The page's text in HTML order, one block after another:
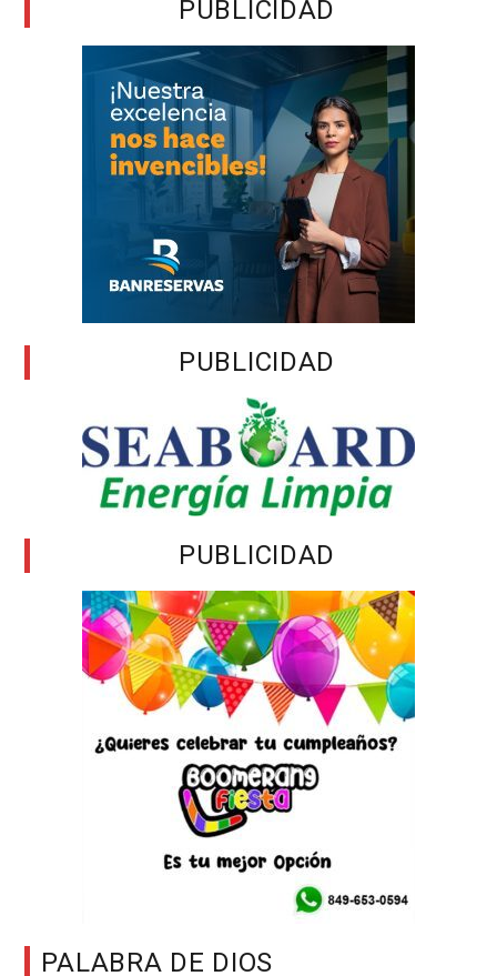
PUBLICIDAD
PUBLICIDAD
PUBLICIDAD
PALABRA DE DIOS